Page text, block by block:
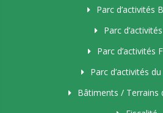
Parc d’activités
Parc
Parc d’activités
Parc d’activités du
Bâtiments / Terrains